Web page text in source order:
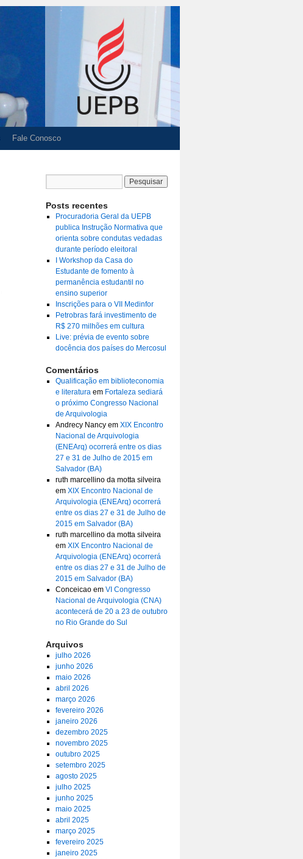
Fale Conosco
Posts recentes
Procuradoria Geral da UEPB
publica Instrução Normativa que
orienta sobre condutas vedadas
durante período eleitoral
I Workshop da Casa do
Estudante de fomento à
permanência estudantil no
ensino superior
Inscrições para o VII Medinfor
Petrobras fará investimento de
R$ 270 milhões em cultura
Live: prévia de evento sobre
docência dos países do Mercosul
Comentários
Qualificação em biblioteconomia
e literaturaem Fortaleza sediará
o próximo Congresso Nacional
de Arquivologia
Andrecy Nancyem XIX Encontro
Nacional de Arquivologia
(ENEArq) ocorrerá entre os dias
27 e 31 de Julho de 2015 em
Salvador (BA)
ruth marcellino da motta silveira
em XIX Encontro Nacional de
Arquivologia (ENEArq) ocorrerá
entre os dias 27 e 31 de Julho de
2015 em Salvador (BA)
ruth marcellino da motta silveira
em XIX Encontro Nacional de
Arquivologia (ENEArq) ocorrerá
entre os dias 27 e 31 de Julho de
2015 em Salvador (BA)
Conceicaoem VI Congresso
Nacional de Arquivologia (CNA)
acontecerá de 20 a 23 de outubro
no Rio Grande do Sul
Arquivos
julho 2026
junho 2026
maio 2026
abril 2026
março 2026
fevereiro 2026
janeiro 2026
dezembro 2025
novembro 2025
outubro 2025
setembro 2025
agosto 2025
julho 2025
junho 2025
maio 2025
abril 2025
março 2025
fevereiro 2025
janeiro 2025